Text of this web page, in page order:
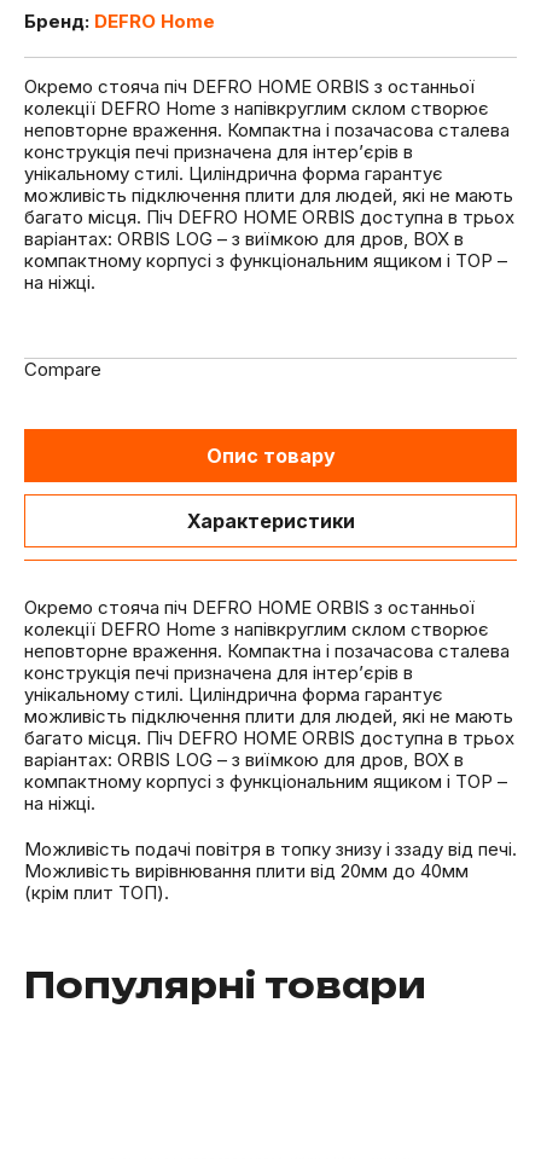
Бренд: DEFRO Home
Окремо стояча піч DEFRO HOME ORBIS з останньої
колекції DEFRO Home з напівкруглим склом створює
неповторне враження. Компактна і позачасова сталева
конструкція печі призначена для інтер’єрів в
унікальному стилі. Циліндрична форма гарантує
можливість підключення плити для людей, які не мають
багато місця. Піч DEFRO HOME ORBIS доступна в трьох
варіантах: ORBIS LOG – з виїмкою для дров, BOX в
компактному корпусі з функціональним ящиком і TOP –
на ніжці.
Compare
Опис товару
Характеристики
Окремо стояча піч DEFRO HOME ORBIS з останньої
колекції DEFRO Home з напівкруглим склом створює
неповторне враження. Компактна і позачасова сталева
конструкція печі призначена для інтер’єрів в
унікальному стилі. Циліндрична форма гарантує
можливість підключення плити для людей, які не мають
багато місця. Піч DEFRO HOME ORBIS доступна в трьох
варіантах: ORBIS LOG – з виїмкою для дров, BOX в
компактному корпусі з функціональним ящиком і TOP –
на ніжці.
Можливість подачі повітря в топку знизу і ззаду від печі.
Можливість вирівнювання плити від 20мм до 40мм
(крім плит ТОП).
Популярні товари